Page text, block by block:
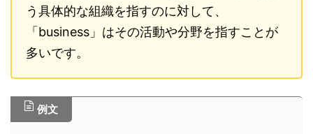
う具体的な組織を指すのに対して、
「business」はその活動や分野を指すことが
多いです。
例文